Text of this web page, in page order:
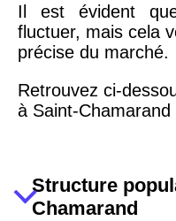
Il est évident
fluctuer, mais cela
précise du marché.
Retrouvez ci-
à Saint-Chamarand
Structure
Chamarand